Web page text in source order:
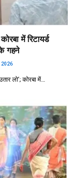
में रिटायर्ड
गहने
2026
लो’; कोरबा में…